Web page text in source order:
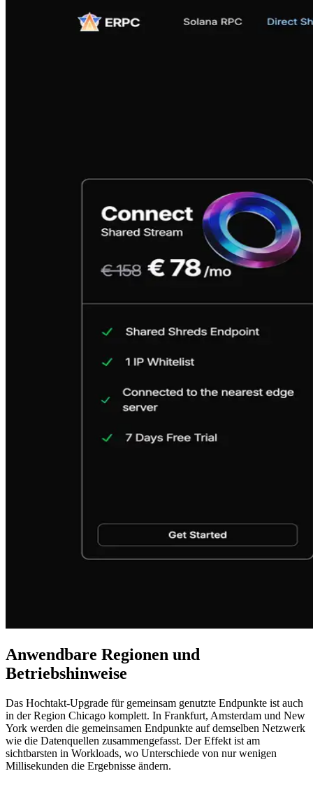
Anwendbare Regionen und
Betriebshinweise
Das Hochtakt-Upgrade für gemeinsam genutzte Endpunkte ist auch
in der Region Chicago komplett. In Frankfurt, Amsterdam und New
York werden die gemeinsamen Endpunkte auf demselben Netzwerk
wie die Datenquellen zusammengefasst. Der Effekt ist am
sichtbarsten in Workloads, wo Unterschiede von nur wenigen
Millisekunden die Ergebnisse ändern.